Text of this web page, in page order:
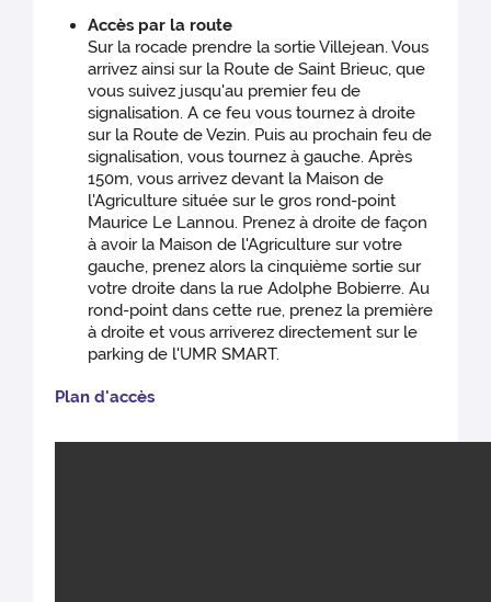
Accès par la route
Sur la rocade prendre la sortie Villejean. Vous
arrivez ainsi sur la Route de Saint Brieuc, que
vous suivez jusqu'au premier feu de
signalisation. A ce feu vous tournez à droite
sur la Route de Vezin. Puis au prochain feu de
signalisation, vous tournez à gauche. Après
150m, vous arrivez devant la Maison de
l'Agriculture située sur le gros rond-point
Maurice Le Lannou. Prenez à droite de façon
à avoir la Maison de l'Agriculture sur votre
gauche, prenez alors la cinquième sortie sur
votre droite dans la rue Adolphe Bobierre. Au
rond-point dans cette rue, prenez la première
à droite et vous arriverez directement sur le
parking de l'UMR SMART.
Plan d'accès